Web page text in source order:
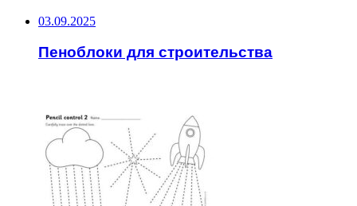
03.09.2025
Пеноблоки для строительства